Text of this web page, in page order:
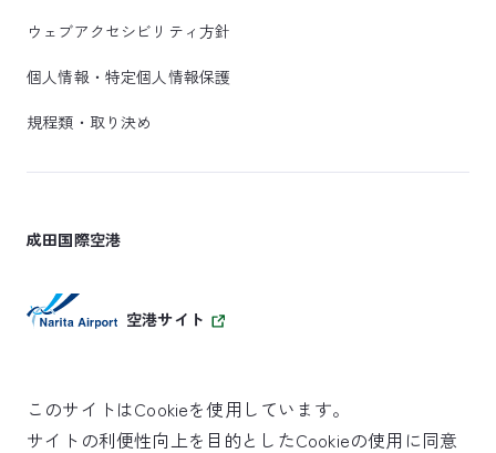
ウェブアクセシビリティ方針
個人情報・特定個人情報保護
規程類・取り決め
成田国際空港
空港サイト
このサイトはCookieを使用しています。
サイトの利便性向上を目的としたCookieの使用に同意